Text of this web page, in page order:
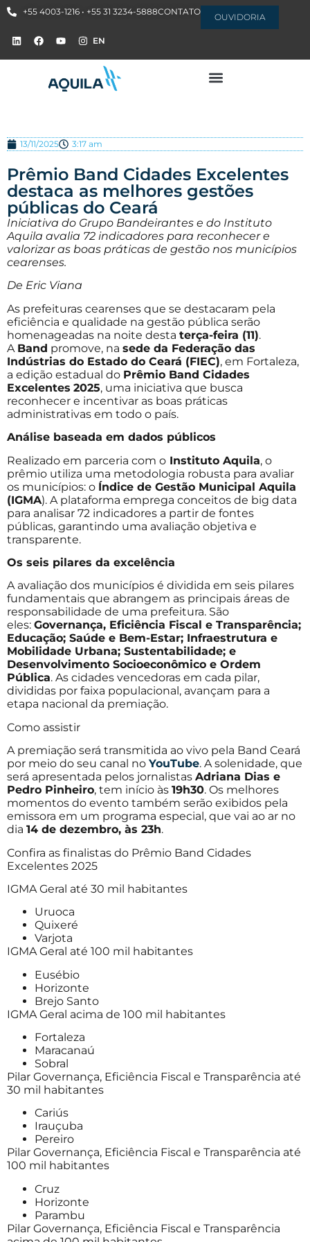
+55 4003-1216 • +55 31 3234-5888CONTATO
OUVIDORIA
EN
13/11/2025 3:17 am
Prêmio Band Cidades Excelentes
destaca as melhores gestões
públicas do Ceará
Iniciativa do Grupo Bandeirantes e do Instituto
Aquila avalia 72 indicadores para reconhecer e
valorizar as boas práticas de gestão nos municípios
cearenses.
De Eric Viana
As prefeituras cearenses que se destacaram pela
eficiência e qualidade na gestão pública serão
homenageadas na noite desta terça-feira (11).
A Band promove, na sede da Federação das
Indústrias do Estado do Ceará (FIEC), em Fortaleza,
a edição estadual do Prêmio Band Cidades
Excelentes 2025, uma iniciativa que busca
reconhecer e incentivar as boas práticas
administrativas em todo o país.
Análise baseada em dados públicos
Realizado em parceria com o Instituto Aquila, o
prêmio utiliza uma metodologia robusta para avaliar
os municípios: o Índice de Gestão Municipal Aquila
(IGMA). A plataforma emprega conceitos de big data
para analisar 72 indicadores a partir de fontes
públicas, garantindo uma avaliação objetiva e
transparente.
Os seis pilares da excelência
A avaliação dos municípios é dividida em seis pilares
fundamentais que abrangem as principais áreas de
responsabilidade de uma prefeitura. São
eles: Governança, Eficiência Fiscal e Transparência;
Educação; Saúde e Bem-Estar; Infraestrutura e
Mobilidade Urbana; Sustentabilidade; e
Desenvolvimento Socioeconômico e Ordem
Pública. As cidades vencedoras em cada pilar,
divididas por faixa populacional, avançam para a
etapa nacional da premiação.
Como assistir
A premiação será transmitida ao vivo pela Band Ceará
por meio do seu canal no YouTube. A solenidade, que
será apresentada pelos jornalistas Adriana Dias e
Pedro Pinheiro, tem início às 19h30. Os melhores
momentos do evento também serão exibidos pela
emissora em um programa especial, que vai ao ar no
dia 14 de dezembro, às 23h.
Confira as finalistas do Prêmio Band Cidades
Excelentes 2025
IGMA Geral até 30 mil habitantes
Uruoca
Quixeré
Varjota
IGMA Geral até 100 mil habitantes
Eusébio
Horizonte
Brejo Santo
IGMA Geral acima de 100 mil habitantes
Fortaleza
Maracanaú
Sobral
Pilar Governança, Eficiência Fiscal e Transparência até
30 mil habitantes
Cariús
Irauçuba
Pereiro
Pilar Governança, Eficiência Fiscal e Transparência até
100 mil habitantes
Cruz
Horizonte
Parambu
Pilar Governança, Eficiência Fiscal e Transparência